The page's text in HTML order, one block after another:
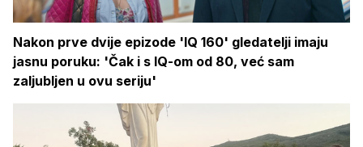
Nakon prve dvije epizode 'IQ 160' gledatelji imaju
jasnu poruku: 'Čak i s IQ-om od 80, već sam
zaljubljen u ovu seriju'